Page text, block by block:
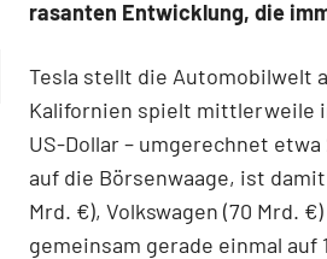
rasanten Entwicklung, die
Tesla stellt die Automobilwelt
Kalifornien spielt mittlerweile
US-Dollar – umgerechnet
auf die Börsenwaage, ist
Mrd. €), Volkswagen (70 Mrd.
gemeinsam gerade einmal